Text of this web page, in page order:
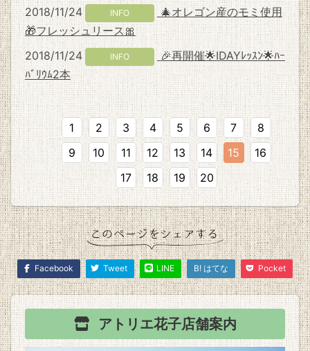
2018/11/24
INFO
🎄オレゴン産のモミ使用
🎁フレッシュリース🎀
2018/11/24
INFO
🎉再開催🌟IDAYﾚｯｽﾝ🌟ﾊｰ
ﾊﾞﾘｳﾑ2本
1 2 3 4 5 6 7
8
9
10 11 12 13 14 15
16
17
18 19 20
Facebook Tweet LINE B! はてな Pocket
アトリエ花子店舗案内